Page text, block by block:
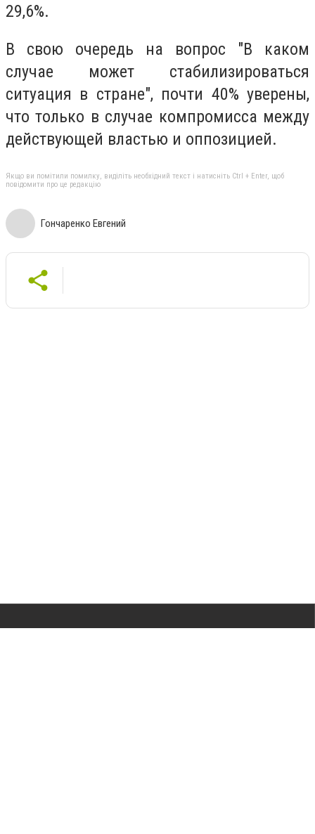
29,6%.
В свою очередь на вопрос "В каком
случае может стабилизироваться
ситуация в стране", почти 40% уверены,
что только в случае компромисса между
действующей властью и оппозицией.
Якщо ви помітили помилку, виділіть необхідний текст і натисніть Ctrl + Enter, щоб
повідомити про це редакцію
Гончаренко Евгений